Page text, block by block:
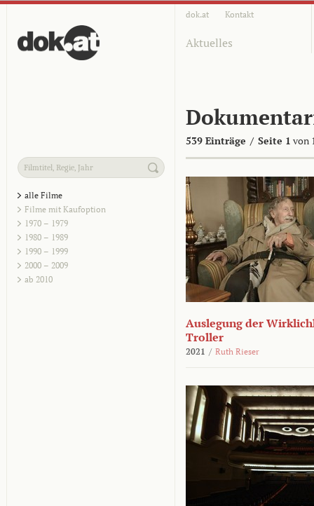
dok.at Kontakt
Aktuelles
539 Einträge / Seite 1 von
alle Filme
Filme mit Kaufoption
1970 – 1979
1980 – 1989
1990 – 1999
2000 – 2009
ab 2010
Auslegung der
Troller
2021 / Ruth Rieser